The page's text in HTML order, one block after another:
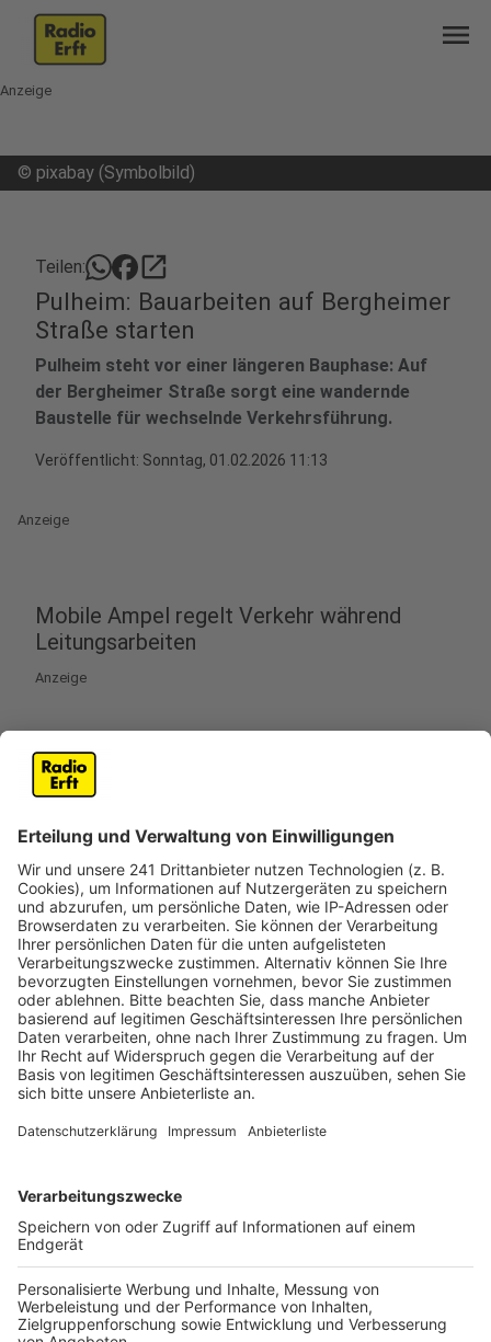
menu
Anzeige
© pixabay (Symbolbild)
Teilen: open_in_new
Pulheim: Bauarbeiten auf Bergheimer
Straße starten
Pulheim steht vor einer längeren Bauphase: Auf
der Bergheimer Straße sorgt eine wandernde
Baustelle für wechselnde Verkehrsführung.
Veröffentlicht: Sonntag, 01.02.2026 11:13
Anzeige
Mobile Ampel regelt Verkehr während
Leitungsarbeiten
Anzeige
In Pulheim beginnen am Montag (02.02.) umfangreiche
Bauarbeiten auf der Bergheimer Straße. Grund dafür ist
Fahrbahn. Die Arbeiten sollen voraussichtlich bis
Anfang Mai abgeschlossen sein.
Während der Bauzeit wird der Verkehr auf Höhe der
jeweiligen Wanderbaustelle durch eine mobile
Ampelanlage geregelt. Der erste Bauabschnitt
betrifft den Bereich zwischen Manstedten und
Pulheim. Im zweiten Abschnitt wird hinter dem
Kamillenweg 18 bis zur Kreuzung Sonnenallee
gearbeitet.
Autofahrer und Anwohner müssen sich in den
kommenden Wochen auf Einschränkungen und längere
Anzeige
Weitere Themen von Rhein und Erft
Anzeige